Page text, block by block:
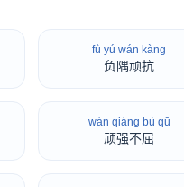
fù yú wán kàng
负隅顽抗
wán qiáng bù qū
顽强不屈